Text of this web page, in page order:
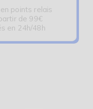
points relais
de 99€
en 24h/48h